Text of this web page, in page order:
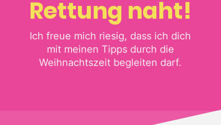
Rettung naht!
Ich freue mich riesig, dass ich dich
mit meinen Tipps durch die
Weihnachtszeit begleiten darf.